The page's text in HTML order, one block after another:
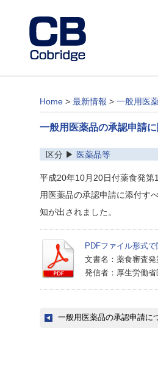
Home > 最新情報 > 一般用医
一般用医薬品の承認申請
区分 ▶ 医薬品等
平成20年10月20日付薬食発
用医薬品の承認申請に添付す
知が出されました。
PDFファイル形式
文書名：薬食審査発
発信者：厚生労働
一般用医薬品の承認申請に